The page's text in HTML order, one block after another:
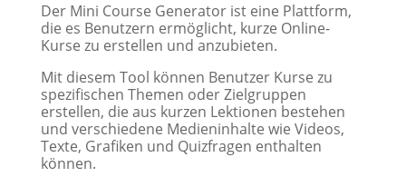
Der Mini Course Generator ist eine Plattform,
die es Benutzern ermöglicht, kurze Online-
Kurse zu erstellen und anzubieten.
Mit diesem Tool können Benutzer Kurse zu
spezifischen Themen oder Zielgruppen
erstellen, die aus kurzen Lektionen bestehen
und verschiedene Medieninhalte wie Videos,
Texte, Grafiken und Quizfragen enthalten
können.